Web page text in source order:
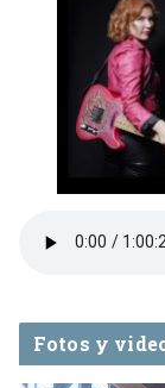
Fotos y